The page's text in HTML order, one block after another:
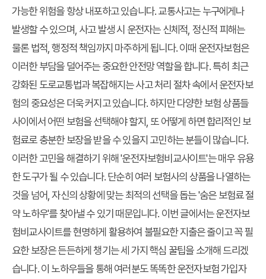
가능한 위험을 항상 내포하고 있습니다. 교통사고는 누구에게나
발생할 수 있으며, 사고 발생 시 운전자는 신체적, 정신적 피해는
물론 법적, 행정적 책임까지 마주하게 됩니다. 이때 운전자보험은
이러한 부담을 덜어주는 중요한 안전망 역할을 합니다. 특히 최근
강화된 도로교통법과 복잡해지는 사고 처리 절차 속에서 운전자보
험의 중요성은 더욱 커지고 있습니다. 하지만 다양한 보험 상품들
사이에서 어떤 보험을 선택해야 할지, 또 어떻게 하면 합리적인 보
험료로 충분한 보장을 받을 수 있을지 고민하는 분들이 많습니다.
이러한 고민을 해결하기 위해 '운전자보험비교사이트'는 매우 유용
한 도구가 될 수 있습니다. 단순히 여러 보험사의 상품을 나열하는
것을 넘어, 자신의 상황에 맞는 최적의 선택을 돕는 '숨은 보험료 절
약 노하우'를 찾아낼 수 있기 때문입니다. 이번 글에서는 운전자보
험비교사이트를 현명하게 활용하여 불필요한 지출은 줄이고 꼭 필
요한 보장은 든든하게 챙기는 세 가지 핵심 꿀팁을 소개해 드리겠
습니다. 이 노하우들을 통해 여러분도 똑똑한 운전자보험 가입자